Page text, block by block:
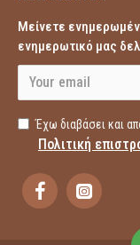
Μείνετε
ενημερωτικό μας
Έχω διαβάσει και
Πολιτική